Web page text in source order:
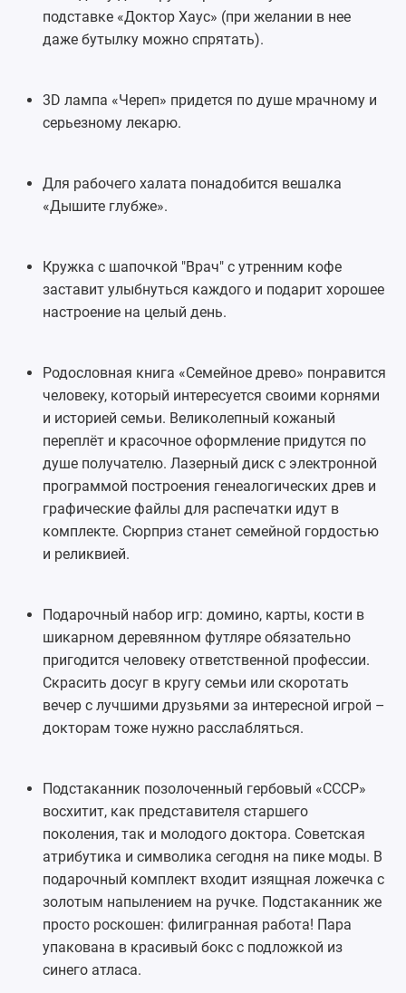
подставке «Доктор Хаус» (при желании в нее
даже бутылку можно спрятать).
3D лампа «Череп» придется по душе мрачному и
серьезному лекарю.
Для рабочего халата понадобится вешалка
«Дышите глубже».
Кружка с шапочкой "Врач" с утренним кофе
заставит улыбнуться каждого и подарит хорошее
настроение на целый день.
Родословная книга «Семейное древо» понравится
человеку, который интересуется своими корнями
и историей семьи. Великолепный кожаный
переплёт и красочное оформление придутся по
душе получателю. Лазерный диск с электронной
программой построения генеалогических древ и
графические файлы для распечатки идут в
комплекте. Сюрприз станет семейной гордостью
и реликвией.
Подарочный набор игр: домино, карты, кости в
шикарном деревянном футляре обязательно
пригодится человеку ответственной профессии.
Скрасить досуг в кругу семьи или скоротать
вечер с лучшими друзьями за интересной игрой –
докторам тоже нужно расслабляться.
Подстаканник позолоченный гербовый «СССР»
восхитит, как представителя старшего
поколения, так и молодого доктора. Советская
атрибутика и символика сегодня на пике моды. В
подарочный комплект входит изящная ложечка с
золотым напылением на ручке. Подстаканник же
просто роскошен: филигранная работа! Пара
упакована в красивый бокс с подложкой из
синего атласа.